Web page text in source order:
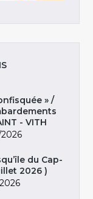
» /
- VITH
du Cap-
2026 )